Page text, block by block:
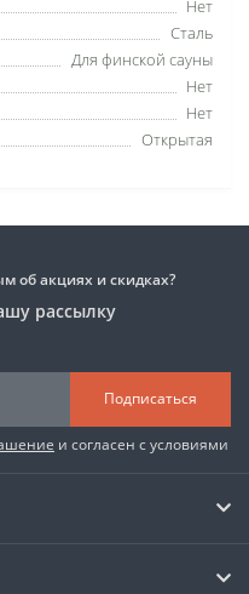
Нет
Сталь
Для финской сауны
Нет
Нет
Открытая
об акциях и скидках?
рассылку
Подписаться
и согласен с условиями